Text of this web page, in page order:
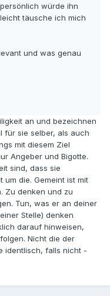
würde ihn
täusche ich mich
und was genau
an und bezeichnen
für sie selber, als auch
mit diesem Ziel
Angeber und Bigotte.
sind, dass sie
um die. Gemeint ist mit
Zu denken und zu
Tun, was er an deiner
Stelle) denken
darauf hinweisen,
Nicht die der
identlisch, falls nicht -